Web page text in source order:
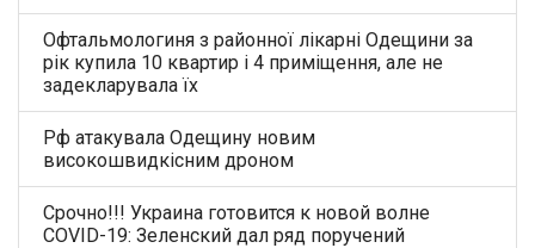
Офтальмологиня з районної лікарні Одещини за
рік купила 10 квартир і 4 приміщення, але не
задекларувала їх
Рф атакувала Одещину новим
високошвидкісним дроном
Срочно!!! Украина готовится к новой волне
COVID-19: Зеленский дал ряд поручений